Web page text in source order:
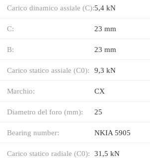
Carico dinamico assiale (C):5,4 kN
C: 23 mm
B: 23 mm
Carico statico assiale (C0): 9,3 kN
Marchio: CX
Diametro del foro (mm): 25
Bearing number: NKIA 5905
Carico statico radiale (C0): 31,5 kN